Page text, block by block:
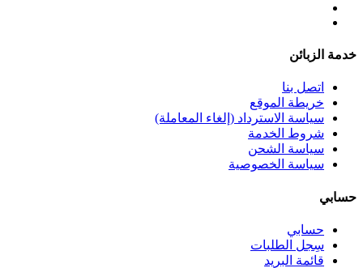
خدمة الزبائن
اتصل بنا
خريطة الموقع
سياسة الاسترداد (إلغاء المعاملة)
شروط الخدمة
سياسة الشحن
سياسة الخصوصية
حسابي
حسابي
سِجل الطلبات
قائمة البريد